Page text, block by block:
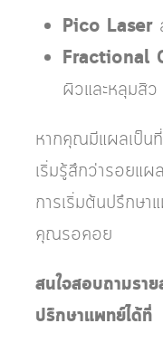
Pico Laser
Fractional
ผิวและหลุมสิว
หากคุณมีแผลเป็นที่
เริ่มรู้สึกว่ารอยแ
การเริ่มต้นปรึกษา
คุณรอคอย
สนใจสอบถามรา
ปรึกษาแพทย์ได้ที่